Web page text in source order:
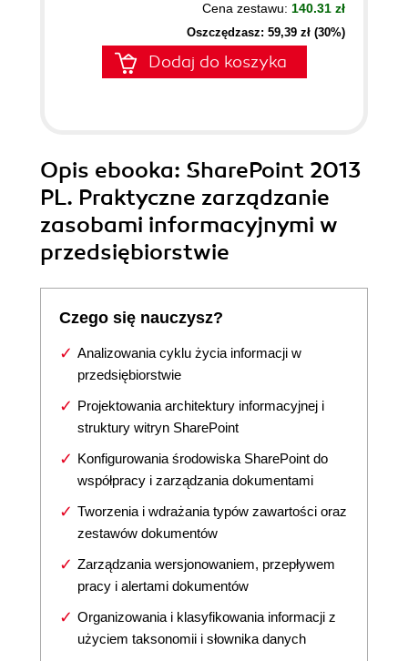
Cena zestawu: 140.31 zł
Oszczędzasz: 59,39 zł (30%)
Dodaj do koszyka
Opis ebooka: SharePoint 2013
PL. Praktyczne zarządzanie
zasobami informacyjnymi w
przedsiębiorstwie
Czego się nauczysz?
Analizowania cyklu życia informacji w
przedsiębiorstwie
Projektowania architektury informacyjnej i
struktury witryn SharePoint
Konfigurowania środowiska SharePoint do
współpracy i zarządzania dokumentami
Tworzenia i wdrażania typów zawartości oraz
zestawów dokumentów
Zarządzania wersjonowaniem, przepływem
pracy i alertami dokumentów
Organizowania i klasyfikowania informacji z
użyciem taksonomii i słownika danych